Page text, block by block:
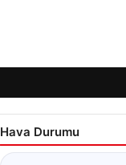
Hava Durumu